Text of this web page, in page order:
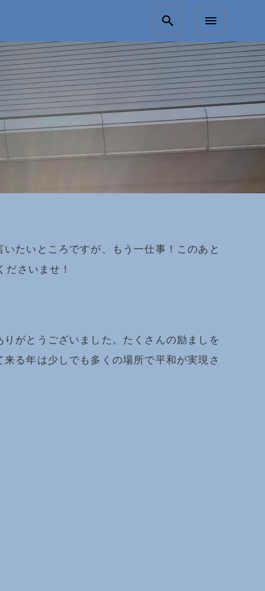
たいところですが、もう一仕事！このあと
さいませ！
がとうございました。たくさんの励ましを
る年は少しでも多くの場所で平和が実現さ